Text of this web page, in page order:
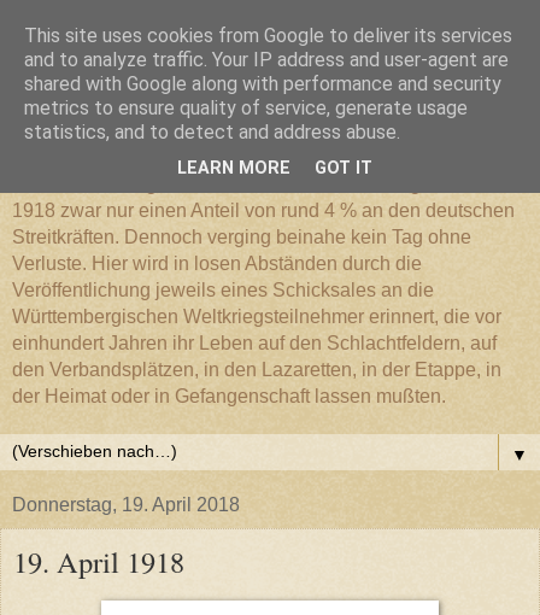
Württembergischer
Weltkriegs-Blog
1918 zwar nur einen Anteil von rund 4 % an den deutschen
Streitkräften. Dennoch verging beinahe kein Tag ohne
Verluste. Hier wird in losen Abständen durch die
Veröffentlichung jeweils eines Schicksales an die
Württembergischen Weltkriegsteilnehmer erinnert, die vor
einhundert Jahren ihr Leben auf den Schlachtfeldern, auf
den Verbandsplätzen, in den Lazaretten, in der Etappe, in
der Heimat oder in Gefangenschaft lassen mußten.
▼
Donnerstag, 19. April 2018
19. April 1918
This site uses cookies from Google to deliver its services
and to analyze traffic. Your IP address and user-agent are
shared with Google along with performance and security
metrics to ensure quality of service, generate usage
statistics, and to detect and address abuse.
LEARN MORE GOT IT